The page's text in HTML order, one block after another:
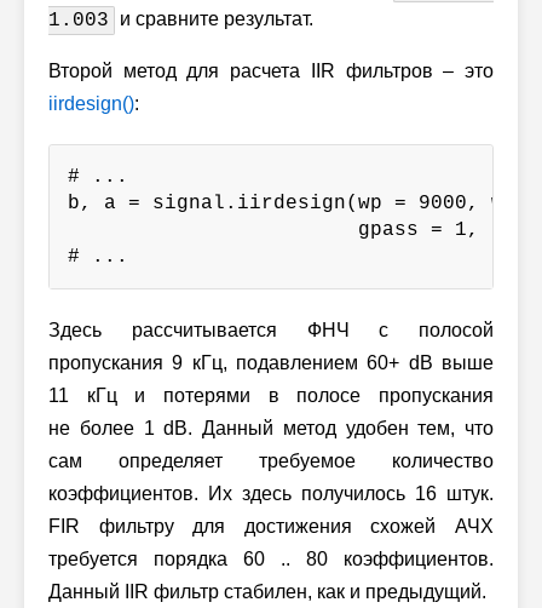
1.003
и сравните результат.
Второй метод для расчета IIR фильтров – это
iirdesign():
# ...
b, a = signal.iirdesign(wp = 9000, ws
gpass = 1,
# ...
Здесь рассчитывается ФНЧ с полосой
пропускания 9 кГц, подавлением 60+ dB выше
11 кГц и потерями в полосе пропускания
не более 1 dB. Данный метод удобен тем, что
сам определяет требуемое количество
коэффициентов. Их здесь получилось 16 штук.
FIR фильтру для достижения схожей АЧХ
требуется порядка 60 .. 80 коэффициентов.
Данный IIR фильтр стабилен, как и предыдущий.